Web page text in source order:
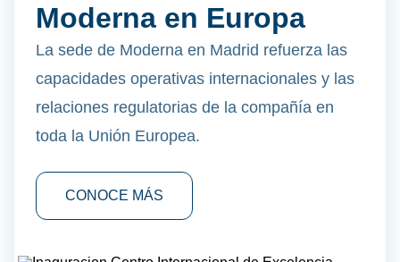
Moderna en Europa
La sede de Moderna en Madrid refuerza las
capacidades operativas internacionales y las
relaciones regulatorias de la compañía en
toda la Unión Europea.
CONOCE MÁS